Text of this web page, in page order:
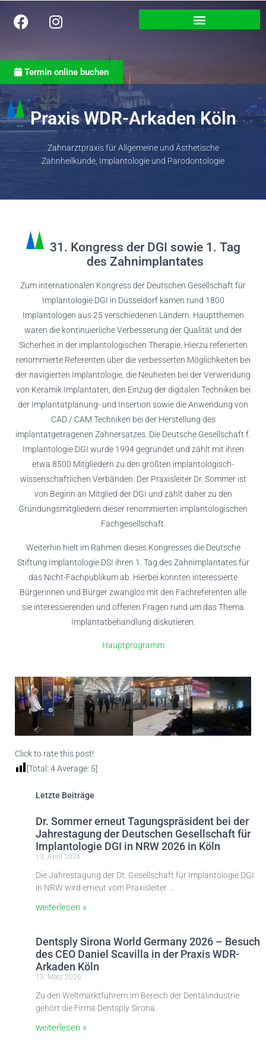
Termin online buchen
Praxis WDR-Arkaden Köln
Zahnarztpraxis für Allgemeine und Ästhetische
Zahnheilkunde, Implantologie und Parodontologie
31. Kongress der DGI sowie 1. Tag
des Zahnimplantates
Zum internationalen Kongress der Deutschen Gesellschaft für
Implantologie DGI in Düsseldorf kamen rund 1800
Implantologen aus 25 verschiedenen Ländern. Hauptthemen
waren die kontinuierliche Verbesserung der Qualität und der
Sicherheit in der implantologischen Therapie. Hierzu referierten
renommierte Referenten über die verbesserten Möglichkeiten bei
der navigierten Implantologie, die Neuheiten bei der Verwendung
von Keramik Implantaten, den Einzug der digitalen Techniken bei
der Implantatplanung- und Insertion sowie die Anwendung von
CAD / CAM Techniken bei der Herstellung des
implantatgetragenen Zahnersatzes. Die Deutsche Gesellschaft f.
Implantologie DGI wurde 1994 gegründet und zählt mit ihren
etwa 8500 Mitgliedern zu den größten implantologisch-
wissenschaftlichen Verbänden. Der Praxisleiter Dr. Sommer ist
von Beginn an Mitglied der DGI und zählt daher zu den
Gründungsmitgliedern dieser renommierten implantologischen
Fachgesellschaft.
Weiterhin hielt im Rahmen dieses Kongresses die Deutsche
Stiftung Implantologie DSI ihren 1. Tag des Zahnimplantates für
das Nicht-Fachpublikum ab. Hierbei konnten interessierte
Bürgerinnen und Bürger zwanglos mit den Fachreferenten alle
sie interessierenden und offenen Fragen rund um das Thema
Implantatbehandlung diskutieren.
Hauptprogramm
Click to rate this post!
[Total: 4Average: 5]
Letzte Beiträge
Dr. Sommer erneut Tagungspräsident bei der
Jahrestagung der Deutschen Gesellschaft für
Implantologie DGI in NRW 2026 in Köln
13. April 2026
Die Jahrestagung der Dt. Gesellschaft für Implantologie DGI
in NRW wird erneut vom Praxisleiter …
weiterlesen »
Dentsply Sirona World Germany 2026 – Besuch
des CEO Daniel Scavilla in der Praxis WDR-
Arkaden Köln
13. März 2026
Zu den Weltmarktführern im Bereich der Dentalindustrie
gehört die Firma Dentsply Sirona.
weiterlesen »